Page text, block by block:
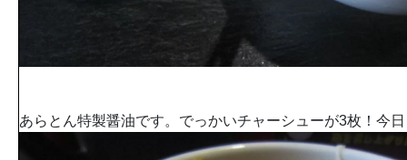
あらとん特製醤油です。でっかいチャーシューが3枚！今